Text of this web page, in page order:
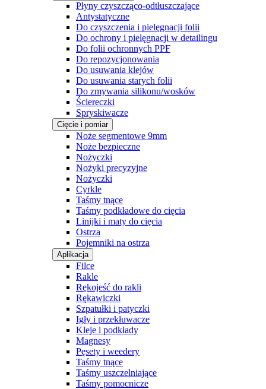
Płyny czyszcząco-odtłuszczające
Antystatyczne
Do czyszczenia i pielęgnacji folii
Do ochrony i pielęgnacji w detailingu
Do folii ochronnych PPF
Do repozycjonowania
Do usuwania klejów
Do usuwania starych folii
Do zmywania silikonu/wosków
Ściereczki
Spryskiwacze
Cięcie i pomiar
Noże segmentowe 9mm
Noże bezpieczne
Nożyczki
Nożyki precyzyjne
Nożyczki
Cyrkle
Taśmy tnące
Taśmy podkładowe do cięcia
Linijki i maty do cięcia
Ostrza
Pojemniki na ostrza
Aplikacja
Filce
Rakle
Rękojeść do rakli
Rękawiczki
Szpatułki i patyczki
Igły i przekłuwacze
Kleje i podkłady
Magnesy
Pęsety i weedery
Taśmy tnące
Taśmy uszczelniające
Taśmy pomocnicze